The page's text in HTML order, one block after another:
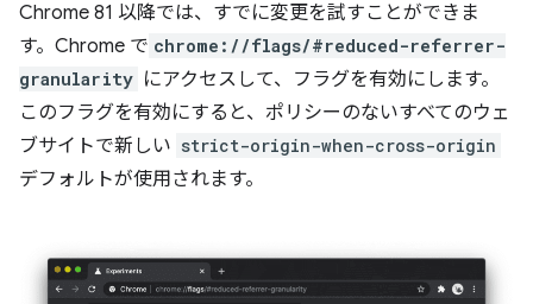
Chrome 81 以降では、すでに変更を試すことができま
す。Chrome で chrome://flags/#reduced-referrer-
granularity にアクセスして、フラグを有効にします。
このフラグを有効にすると、ポリシーのないすべてのウェ
ブサイトで新しい strict-origin-when-cross-origin
デフォルトが使用されます。